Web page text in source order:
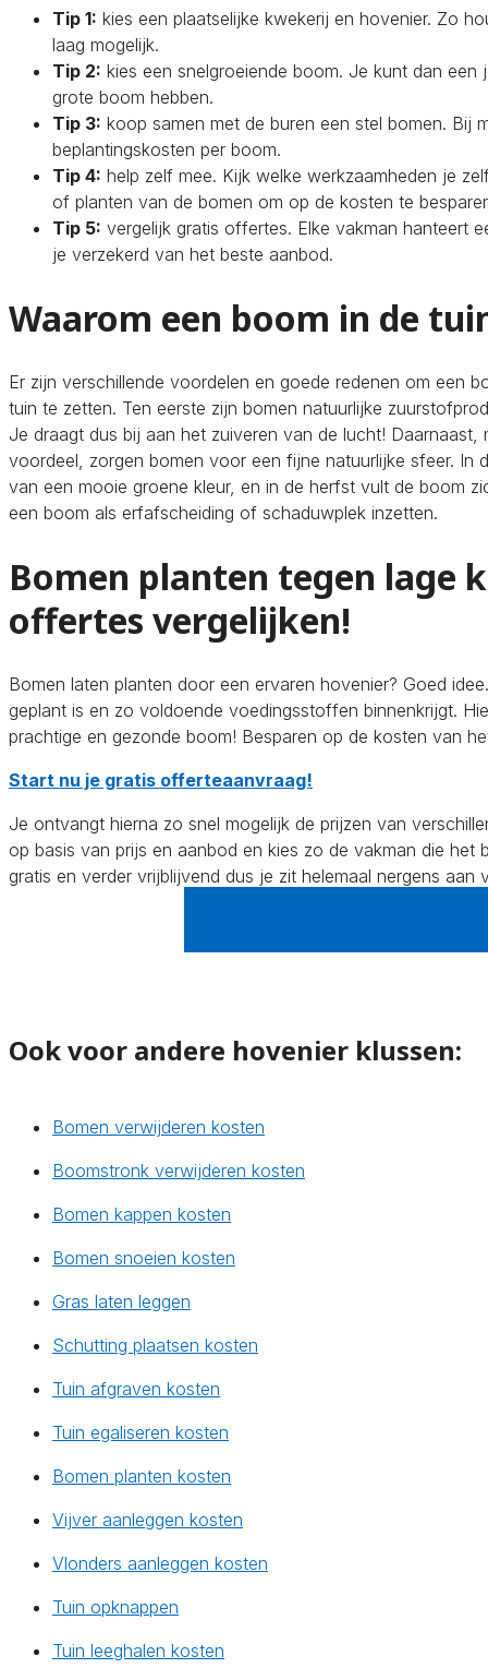
Tip 1: kies een plaatselijke kwekerij en hovenier. Zo
laag mogelijk.
Tip 2: kies een snelgroeiende boom. Je kunt dan
grote boom hebben.
Tip 3: koop samen met de buren een stel bomen. Bij
beplantingskosten per boom.
Tip 4: help zelf mee. Kijk welke werkzaamheden je
of planten van de bomen om op de kosten te
Tip 5: vergelijk gratis offertes. Elke vakman hanteert
je verzekerd van het beste aanbod.
Waarom een boom in de
Er zijn verschillende voordelen en goede redenen om een
tuin te zetten. Ten eerste zijn bomen natuurlijke
Je draagt dus bij aan het zuiveren van de lucht! Daarnaast,
voordeel, zorgen bomen voor een fijne natuurlijke sfeer. In
van een mooie groene kleur, en in de herfst vult de boom
een boom als erfafscheiding of schaduwplek inzetten.
Bomen planten tegen lage
offertes vergelijken!
Bomen laten planten door een ervaren hovenier? Goed
geplant is en zo voldoende voedingsstoffen binnenkrijgt.
prachtige en gezonde boom! Besparen op de kosten van
Start nu je gratis offerteaanvraag!
Je ontvangt hierna zo snel mogelijk de prijzen van
op basis van prijs en aanbod en kies zo de vakman die
gratis en verder vrijblijvend dus je zit helemaal nergens aan
Ook voor andere hovenier klussen:
Bomen verwijderen kosten
Boomstronk verwijderen kosten
Bomen kappen kosten
Bomen snoeien kosten
Gras laten leggen
Schutting plaatsen kosten
Tuin afgraven kosten
Tuin egaliseren kosten
Bomen planten kosten
Vijver aanleggen kosten
Vlonders aanleggen kosten
Tuin opknappen
Tuin leeghalen kosten